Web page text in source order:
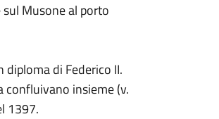
Musone al porto
di Federico II.
confluivano insieme (v.
1397.